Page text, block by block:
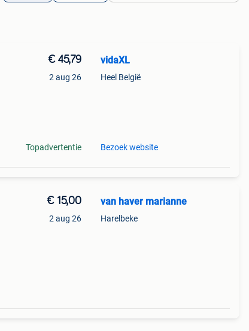
€ 45,79
2 aug 26
Topadvertentie
vidaXL
Heel België
Bezoek website
€ 15,00
2 aug 26
van haver marianne
Harelbeke